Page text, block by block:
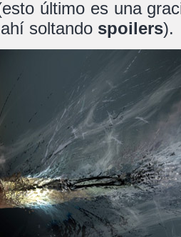
último es una
soltando spoilers).